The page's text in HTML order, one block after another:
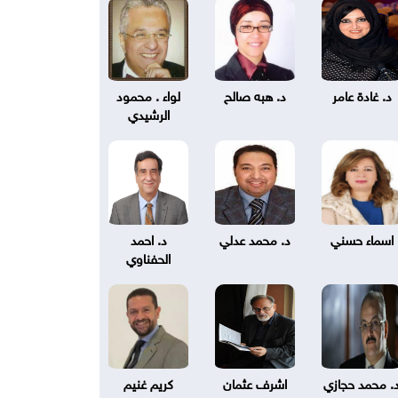
د. غادة عامر د. هبه صالح
لواء . محمود
الرشيدي
اسماء حسني د. محمد عدلي
د. احمد
الحفناوي
محمد حجازي اشرف عثمان كريم غنيم